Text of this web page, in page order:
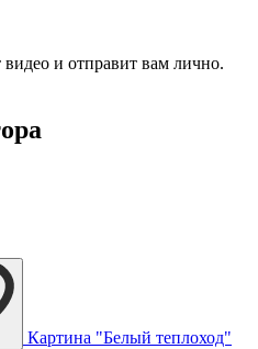
видео и отправит вам лично.
Картина "Белый теплоход"